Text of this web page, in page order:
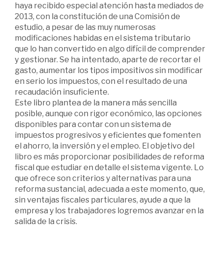
haya recibido especial atención hasta mediados de
2013, con la constitución de una Comisión de
estudio, a pesar de las muy numerosas
modificaciones habidas en el sistema tributario
que lo han convertido en algo difícil de comprender
y gestionar. Se ha intentado, aparte de recortar el
gasto, aumentar los tipos impositivos sin modificar
en serio los impuestos, con el resultado de una
recaudación insuficiente.
Este libro plantea de la manera más sencilla
posible, aunque con rigor económico, las opciones
disponibles para contar con un sistema de
impuestos progresivos y eficientes que fomenten
el ahorro, la inversión y el empleo. El objetivo del
libro es más proporcionar posibilidades de reforma
fiscal que estudiar en detalle el sistema vigente. Lo
que ofrece son criterios y alternativas para una
reforma sustancial, adecuada a este momento, que,
sin ventajas fiscales particulares, ayude a que la
empresa y los trabajadores logremos avanzar en la
salida de la crisis.